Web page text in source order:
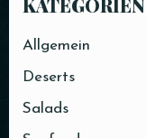
KATEGORIEN
Allgemein
Deserts
Salads